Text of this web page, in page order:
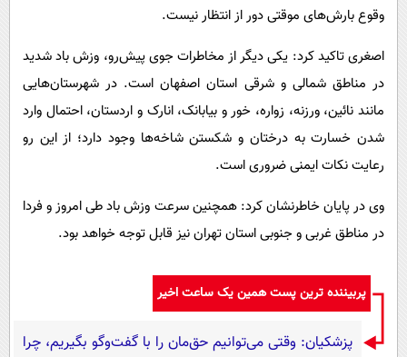
وقوع بارش‌های موقتی دور از انتظار نیست.
اصغری تاکید کرد: یکی دیگر از مخاطرات جوی پیش‌رو، وزش باد شدید
در مناطق شمالی و شرقی استان اصفهان است. در شهرستان‌هایی
مانند نائین، ورزنه، زواره، خور و بیابانک، انارک و اردستان، احتمال وارد
شدن خسارت به درختان و شکستن شاخه‌ها وجود دارد؛ از این رو
رعایت نکات ایمنی ضروری است.
وی در پایان خاطرنشان کرد: همچنین سرعت وزش باد طی امروز و فردا
در مناطق غربی و جنوبی استان تهران نیز قابل توجه خواهد بود.
پربیننده ترین پست همین یک ساعت اخیر
پزشکیان: وقتی می‌توانیم حق‌مان را با گفت‌وگو بگیریم، چرا